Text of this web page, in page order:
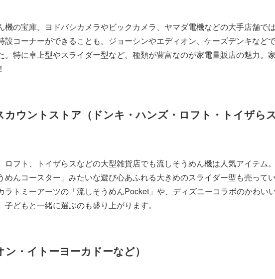
の宝庫。ヨドバシカメラやビックカメラ、ヤマダ電機などの大手店舗では
設コーナーができることも。ジョーシンやエディオン、ケーズデンキなど
。特に卓上型やスライダー型など、種類が豊富なのが家電量販店の魅力。
カウントストア（ドンキ・ハンズ・ロフト・トイザらス
ロフト、トイザらスなどの大型雑貨店でも流しそうめん機は人気アイテム
めんコースター」みたいな遊び心あふれる大きめのスライダー型も売って
ラトミーアーツの「流しそうめんPocket」や、ディズニーコラボのかわい
どもと一緒に選ぶのも盛り上がります。
・イトーヨーカドーなど）